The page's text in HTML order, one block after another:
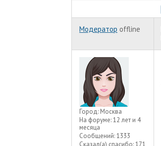
Модератор offline
Город: Москва
На форуме:12 лет и 4
месяца
Сообщений:1333